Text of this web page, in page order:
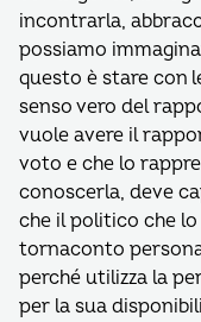
incontrarla,
possiamo
questo è stare con
senso vero del
vuole avere il
voto e che lo
conoscerla, deve
che il politico che
tornaconto
perché utilizza la
per la sua